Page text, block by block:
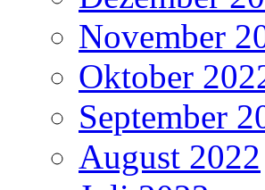
November
Oktober
September
August 2022